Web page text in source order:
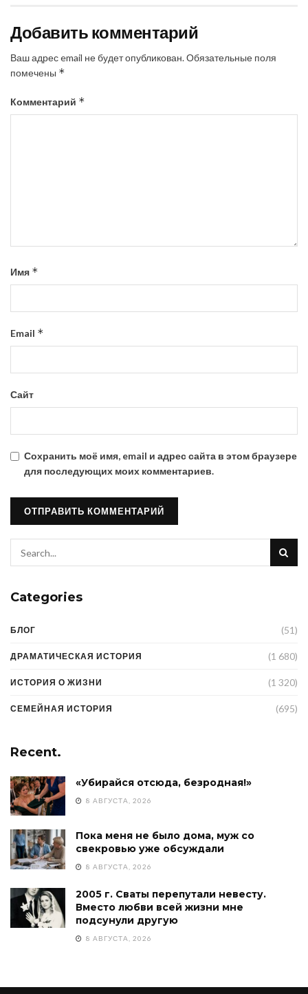
Добавить комментарий
Ваш адрес email не будет опубликован.Обязательные поля
помечены *
Комментарий *
Имя *
Email *
Сайт
Сохранить моё имя, email и адрес сайта в этом браузере
для последующих моих комментариев.
Categories
БЛОГ (51)
ДРАМАТИЧЕСКАЯ ИСТОРИЯ (1 680)
ИСТОРИЯ О ЖИЗНИ (1 320)
СЕМЕЙНАЯ ИСТОРИЯ (695)
Recent.
«Убирайся отсюда, безродная!»
8 АВГУСТА, 2026
Пока меня не было дома, муж со
свекровью уже обсуждали
8 АВГУСТА, 2026
2005 г. Сваты перепутали невесту.
Вместо любви всей жизни мне
подсунули другую
8 АВГУСТА, 2026